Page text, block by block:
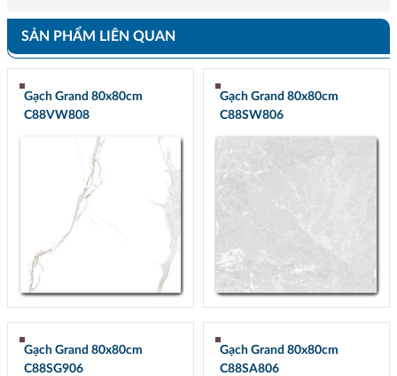
SẢN PHẨM LIÊN QUAN
Gạch Grand 80x80cm
C88VW808
Gạch Grand 80x80cm
C88SW806
Gạch Grand 80x80cm
C88SG906
Gạch Grand 80x80cm
C88SA806